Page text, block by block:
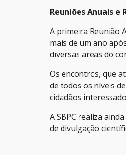
Reuniões Anuais e
A primeira Reunião
mais de um ano
diversas áreas do
Os encontros, que
de todos os níveis
cidadãos
A SBPC realiza
de divulgação